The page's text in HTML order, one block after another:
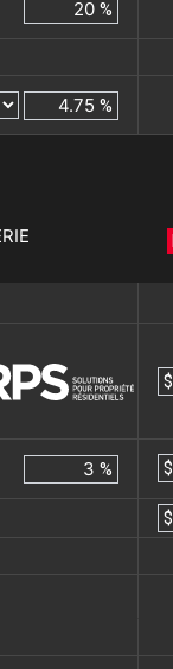
%
%
$
% $
$